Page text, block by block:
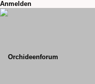
Anmelden